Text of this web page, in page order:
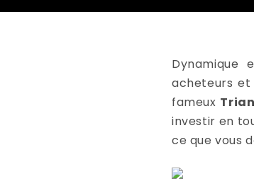
Dynamique
acheteurs et
fameux
investir en
ce que vous